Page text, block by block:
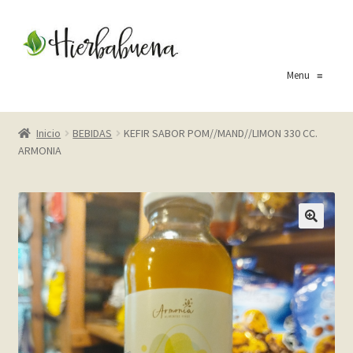
aal
Menu≡
Inicio
About Us
Blog
Carrito
Cart
Checkout
Inicio BEBIDAS
KEFIR SABOR POM//MAND//LIMON 330 CC.
ARMONIA